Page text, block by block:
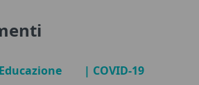
| COVID-19